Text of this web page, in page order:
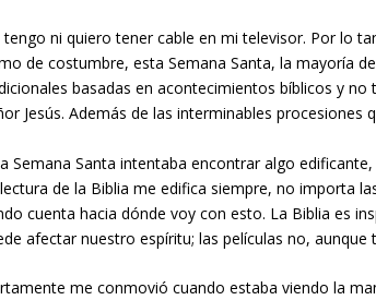
tengo ni quiero tener cable en mi televisor. Por lo
de costumbre, esta Semana Santa, la mayoría
basadas en acontecimientos bíblicos y
Jesús. Además de las interminables
Semana Santa intentaba encontrar algo
de la Biblia me edifica siempre, no importa
cuenta hacia dónde voy con esto. La Biblia es
afectar nuestro espíritu; las películas no,
me conmovió cuando estaba viendo la